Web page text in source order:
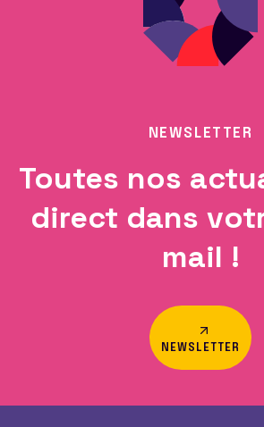
NEWSLETTER
Toutes nos
direct dans
mail !
NEWSLETTER